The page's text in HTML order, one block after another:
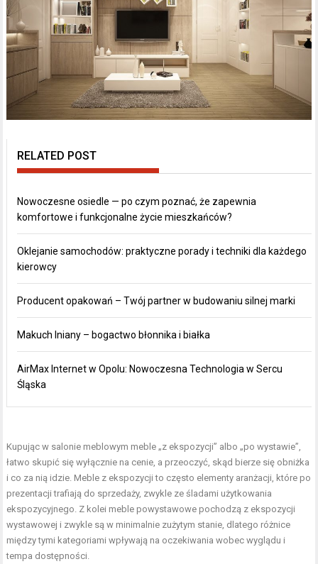
RELATED POST
Nowoczesne osiedle — po czym poznać, że zapewnia
komfortowe i funkcjonalne życie mieszkańców?
Oklejanie samochodów: praktyczne porady i techniki dla każdego
kierowcy
Producent opakowań – Twój partner w budowaniu silnej marki
Makuch lniany – bogactwo błonnika i białka
AirMax Internet w Opolu: Nowoczesna Technologia w Sercu
Śląska
Kupując w salonie meblowym meble „z ekspozycji” albo „po wystawie”,
łatwo skupić się wyłącznie na cenie, a przeoczyć, skąd bierze się obniżka
i co za nią idzie. Meble z ekspozycji to często elementy aranżacji, które po
prezentacji trafiają do sprzedaży, zwykle ze śladami użytkowania
ekspozycyjnego. Z kolei meble powystawowe pochodzą z ekspozycji
wystawowej i zwykle są w minimalnie zużytym stanie, dlatego różnice
między tymi kategoriami wpływają na oczekiwania wobec wyglądu i
tempa dostępności.